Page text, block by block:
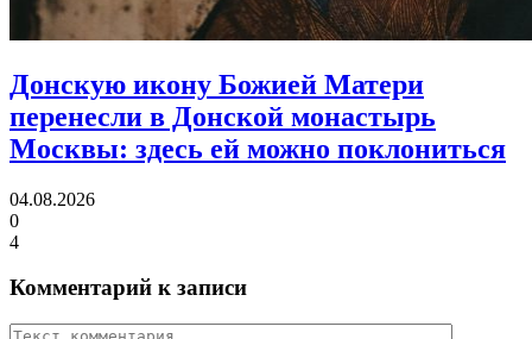
Донскую икону Божией Матери
перенесли в Донской монастырь
Москвы: здесь ей можно поклониться
04.08.2026
0
4
Комментарий к записи